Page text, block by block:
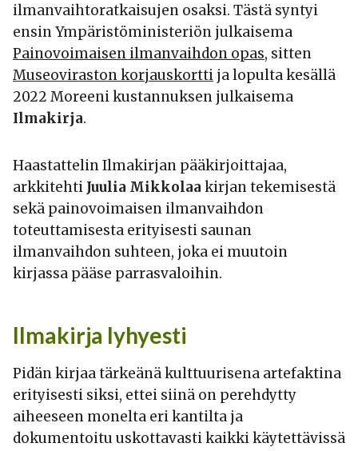
ilmanvaihtoratkaisujen osaksi. Tästä syntyi
ensin Ympäristöministeriön julkaisema
Painovoimaisen ilmanvaihdon opas, sitten
Museoviraston korjauskortti ja lopulta kesällä
2022 Moreeni kustannuksen julkaisema
Ilmakirja.
Haastattelin Ilmakirjan pääkirjoittajaa,
arkkitehti Juulia Mikkolaa kirjan tekemisestä
sekä painovoimaisen ilmanvaihdon
toteuttamisesta erityisesti saunan
ilmanvaihdon suhteen, joka ei muutoin
kirjassa pääse parrasvaloihin.
Ilmakirja lyhyesti
Pidän kirjaa tärkeänä kulttuurisena artefaktina
erityisesti siksi, ettei siinä on perehdytty
aiheeseen monelta eri kantilta ja
dokumentoitu uskottavasti kaikki käytettävissä